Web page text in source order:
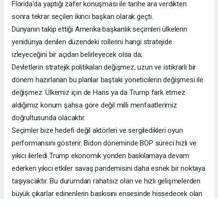
Florida'da yaptığı zafer konuşması ile tarihe ara verdikten
sonra tekrar seçilen ikinci başkan olarak geçti.
Dünyanın takip ettiği Amerika başkanlık seçimleri ülkelerin
yenidünya denilen düzendeki rollerini hangi stratejide
izleyeceğini bir açıdan belirleyecek olsa da;
Devletlerin stratejik politikaları değişmez, uzun ve istikrarlı bir
dönem hazırlanan bu planlar baştaki yöneticilerin değişmesi ile
değişmez. Ülkemiz için de Haris ya da Trump fark etmez
aldığımız konum şahsa göre değil milli menfaatlerimiz
doğrultusunda olacaktır.
Seçimler bize hedefi değil aktörleri ve sergiledikleri oyun
performansını gösterir. Bidon döneminde BOP süreci hızlı ve
yıkıcı ilerledi Trump ekonomik yönden baskılamaya devam
ederken yıkıcı etkiler savaş pandemisini daha esnek bir noktaya
taşıyacaktır. Bu durumdan rahatsız olan ve hızlı gelişmelerden
büyük çıkarlar edinenlerin baskısını ensesinde hissedecek olan